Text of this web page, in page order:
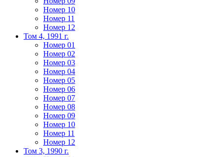
Номер 10
Номер 11
Номер 12
Том 4, 1991 г.
Номер 01
Номер 02
Номер 03
Номер 04
Номер 05
Номер 06
Номер 07
Номер 08
Номер 09
Номер 10
Номер 11
Номер 12
Том 3, 1990 г.